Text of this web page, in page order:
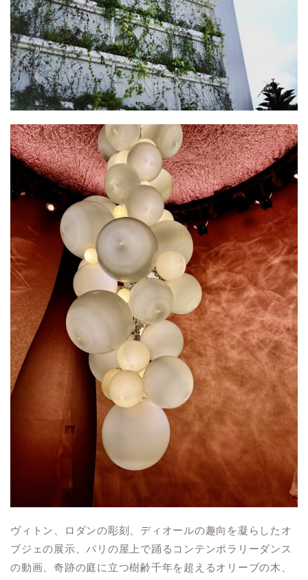
ヴィトン、ロダンの彫刻、ディオールの趣向を凝らしたオ
ブジェの展示、パリの屋上で踊るコンテンポラリーダンス
の動画、奇跡の庭に立つ樹齢千年を超えるオリーブの木、